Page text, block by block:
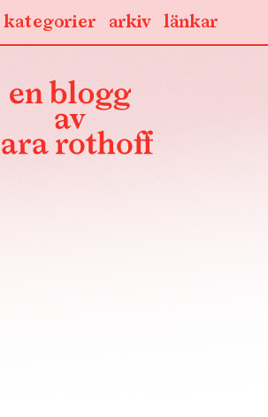
länkar
arkiv
kategorier